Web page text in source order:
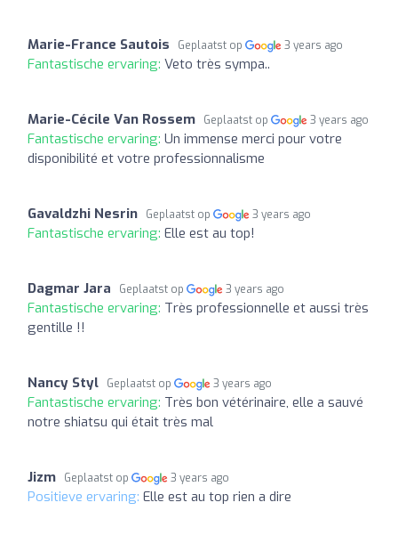
Marie-France Sautois Geplaatst op 3 years ago
Fantastische ervaring: Veto très sympa..
Marie-Cécile Van Rossem Geplaatst op 3 years ago
Fantastische ervaring: Un immense merci pour votre
disponibilité et votre professionnalisme
Gavaldzhi Nesrin Geplaatst op 3 years ago
Fantastische ervaring: Elle est au top!
Dagmar Jara Geplaatst op 3 years ago
Fantastische ervaring: Très professionnelle et aussi très
gentille !!
Nancy Styl Geplaatst op 3 years ago
Fantastische ervaring: Très bon vétérinaire, elle a sauvé
notre shiatsu qui était très mal
Jizm Geplaatst op 3 years ago
Positieve ervaring: Elle est au top rien a dire